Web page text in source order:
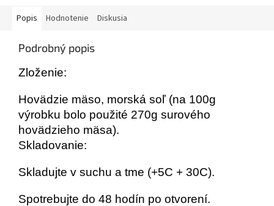
Popis Hodnotenie Diskusia
Podrobný popis
Zloženie:
Hovädzie mäso, morská soľ (na 100g
výrobku bolo použité 270g surového
hovädzieho mäsa).
Skladovanie:
Skladujte v suchu a tme (+5C + 30C).
Spotrebujte do 48 hodín po otvorení.